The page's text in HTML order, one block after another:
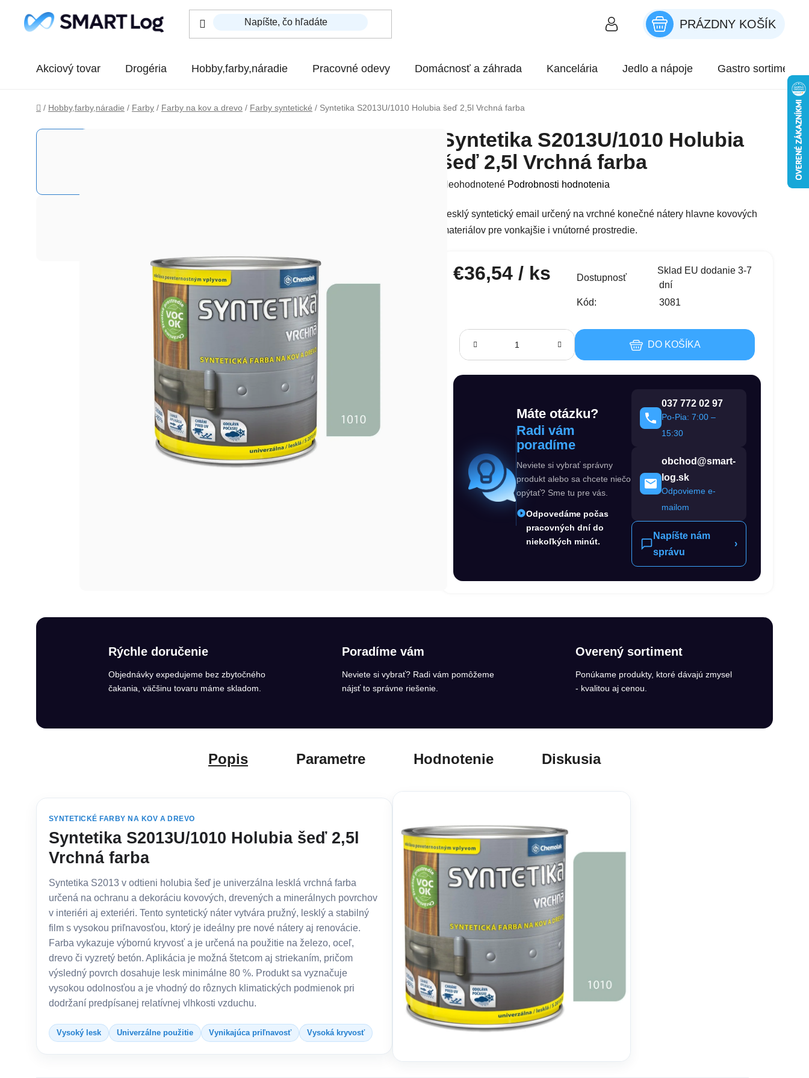
NÁKUPNÝ KOŠÍK
PRÁZDNY KOŠÍK
Akciový tovar Drogéria Hobby,farby,náradie Pracovné odevy Domácnosť a záhrada Kancelária Jedlo a nápoje Gastro sortiment
Domov
/ Hobby,farby,náradie / Farby / Farby na kov a drevo / Farby syntetické / Syntetika S2013U/1010 Holubia šeď 2,5l Vrchná farba
Syntetika S2013U/1010 Holubia
šeď 2,5l Vrchná farba
Priemerné hodnotenie produktu je 0,0 z 5 hviezdičiek.
Neohodnotené Podrobnosti hodnotenia
Lesklý syntetický email určený na vrchné konečné nátery hlavne kovových
materiálov pre vonkajšie i vnútorné prostredie.
€36,54/ ks Dostupnosť
Sklad EU dodanie 3-7
dní
Kód:
3081
DO KOŠÍKA
Máte otázku?
Radi vám
poradíme
Neviete si vybrať správny
produkt alebo sa chcete niečo
opýtať? Sme tu pre vás.
Odpovedáme počas
pracovných dní do
niekoľkých minút.
037 772 02 97
Po-Pia: 7:00 –
15:30
obchod@smart-
log.sk
Odpovieme e-
mailom
Napíšte nám
správu
›
Rýchle doručenie
Objednávky expedujeme bez zbytočného
čakania, väčšinu tovaru máme skladom.
Poradíme vám
Neviete si vybrať? Radi vám pomôžeme
nájsť to správne riešenie.
Overený sortiment
Ponúkame produkty, ktoré dávajú zmysel
- kvalitou aj cenou.
Popis Parametre Hodnotenie Diskusia
SYNTETICKÉ FARBY NA KOV A DREVO
Syntetika S2013U/1010 Holubia šeď 2,5l
Vrchná farba
Syntetika S2013 v odtieni holubia šeď je univerzálna lesklá vrchná farba
určená na ochranu a dekoráciu kovových, drevených a minerálnych povrchov
v interiéri aj exteriéri. Tento syntetický náter vytvára pružný, lesklý a stabilný
film s vysokou priľnavosťou, ktorý je ideálny pre nové nátery aj renovácie.
Farba vykazuje výbornú kryvosť a je určená na použitie na železo, oceľ,
drevo či vyzretý betón. Aplikácia je možná štetcom aj striekaním, pričom
výsledný povrch dosahuje lesk minimálne 80 %. Produkt sa vyznačuje
vysokou odolnosťou a je vhodný do rôznych klimatických podmienok pri
dodržaní predpísanej relatívnej vlhkosti vzduchu.
Vysoký lesk Univerzálne použitie Vynikajúca priľnavosť Vysoká kryvosť